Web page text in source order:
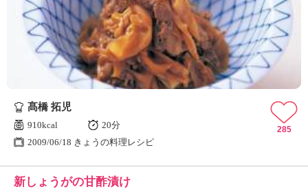
髙橋 拓児
910kcal
20分
2009/06/18 きょうの料理レシピ
285
新しょうがの甘酢漬け